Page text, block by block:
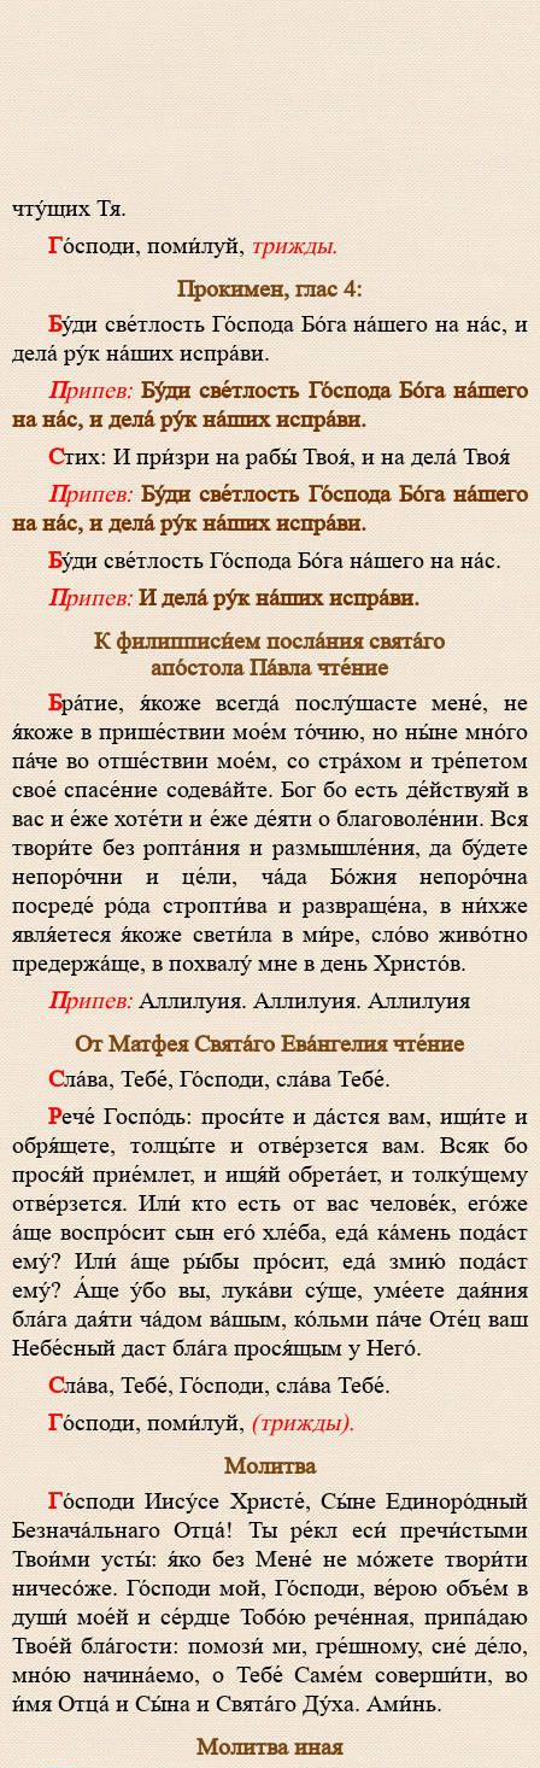
чту́щих Тя.
Го́споди, поми́луй,трижды.
Прокимен, глaс 4:
Бу́ди све́тлость Го́спода Бо́га на́шего на на́с, и
дела́ ру́к на́ших испра́ви.
Припев: Бу́ди све́тлость Го́спода Бо́га на́шего
на на́с, и дела́ ру́к на́ших испра́ви.
Стих: И при́зри на рабы́ Твоя́, и на дела́ Твоя́
Припев: Бу́ди све́тлость Го́спода Бо́га на́шего
на на́с, и дела́ ру́к на́ших испра́ви.
Бу́ди све́тлость Го́спода Бо́га на́шего на на́с.
Припев: И дела́ ру́к на́ших испра́ви.
К филипписи́ем посла́ния свята́го
апо́стола Па́вла чте́ние
Бра́тие, я́коже всегда́ послу́шасте мене́, не
я́коже в прише́ствии мое́м то́чию, но ны́не мно́го
па́че во отше́ствии мое́м, со стра́хом и тре́петом
свое́ спасе́ние содева́йте. Бог бо есть де́йствуяй в
вас и е́же хоте́ти и е́же де́яти о благоволе́нии. Вся
твори́те без ропта́ния и размышле́ния, да бу́дете
непоро́чни и це́ли, ча́да Бо́жия непоро́чна
посреде́ ро́да стропти́ва и развраще́на, в ни́хже
явля́етеся я́коже свети́ла в ми́ре, сло́во живо́тно
предержа́ще, в похвалу́ мне в день Христо́в.
Припев:Аллилуия. Аллилуия. Аллилуия
От Матфея Свята́го Ева́нгелия чте́ние
Сла́ва, Тебе́, Го́споди, сла́ва Тебе́.
Рече́ Госпо́дь: проси́те и да́стся вам, ищи́те и
обря́щете, толцы́те и отве́рзется вам. Всяк бо
прося́й прие́млет, и ищя́й обрета́ет, и толку́щему
отве́рзется. Или́ кто есть от вас челове́к, его́же
а́ще воспро́сит сын его́ хле́ба, еда́ ка́мень пода́ст
ему́? Или́ а́ще ры́бы про́сит, еда́ змию́ пода́ст
ему́? А́ще у́бо вы, лука́ви су́ще, уме́ете дая́ния
бла́га дая́ти ча́дом ва́шым, ко́льми па́че Оте́ц ваш
Небе́сный даст бла́га прося́щым у Него́.
Сла́ва, Тебе́, Го́споди, сла́ва Тебе́.
Го́споди, поми́луй,(трижды).
Молитва
Го́споди Иису́се Христе́, Сы́не Единоро́дный
Безнача́льнаго Отца́! Ты ре́кл еси́ пречи́стыми
Твои́ми усты́: я́ко без Мене́ не мо́жете твори́ти
ничесо́же. Го́споди мой, Го́споди, ве́рою объе́м в
души́ мое́й и се́рдце Тобо́ю рече́нная, припа́даю
Твое́й бла́гости: помози́ ми, гре́шному, сие́ де́ло,
мно́ю начина́емо, о Тебе́ Саме́м соверши́ти, во
и́мя Отца́ и Сы́на и Свята́го Ду́ха. Ами́нь.
Молитва иная